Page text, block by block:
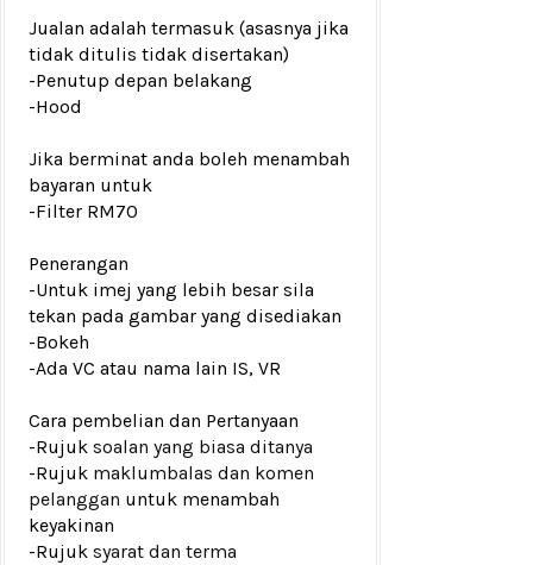
Jualan adalah termasuk (asasnya jika
tidak ditulis tidak disertakan)
-Penutup depan belakang
-Hood
Jika berminat anda boleh menambah
bayaran untuk
-Filter RM70
Penerangan
-Untuk imej yang lebih besar sila
tekan pada gambar yang disediakan
-Bokeh
-Ada VC atau nama lain IS, VR
Cara pembelian dan Pertanyaan
-Rujuk soalan yang biasa ditanya
-Rujuk maklumbalas dan komen
pelanggan untuk menambah
keyakinan
-Rujuk syarat dan terma